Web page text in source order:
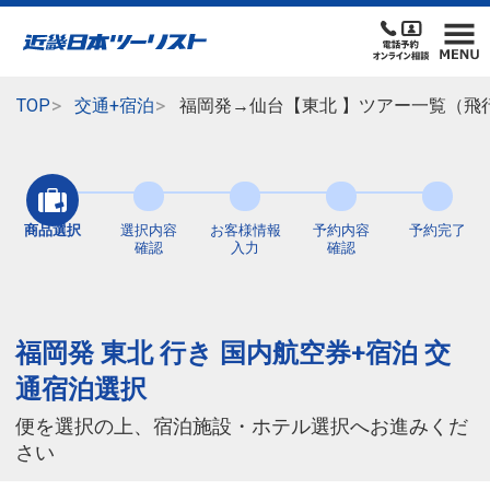
TOP 交通+宿泊 福岡発→仙台【東北 】ツアー一覧（飛
商品選択
選択内容
確認
お客様情報
入力
予約内容
確認
予約完了
福岡発 東北 行き 国内航空券+宿泊 交
通宿泊選択
便を選択の上、宿泊施設・ホテル選択へお進みくだ
さい